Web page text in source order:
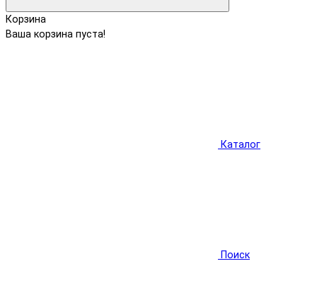
Корзина
Ваша корзина пуста!
Каталог
Поиск